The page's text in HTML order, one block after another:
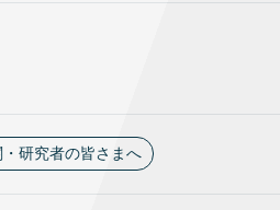
研究者の皆さまへ